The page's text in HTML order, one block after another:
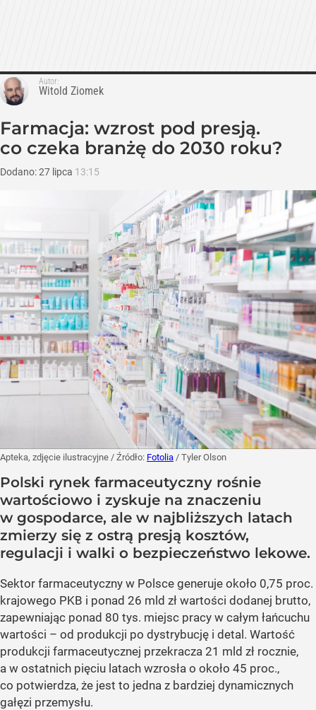
Autor:
Witold Ziomek
Farmacja: wzrost pod presją.
co czeka branżę do 2030 roku?
Dodano:27 lipca 13:15
Apteka, zdjęcie ilustracyjne / Źródło: Fotolia / Tyler Olson
Polski rynek farmaceutyczny rośnie
wartościowo i zyskuje na znaczeniu
w gospodarce, ale w najbliższych latach
zmierzy się z ostrą presją kosztów,
regulacji i walki o bezpieczeństwo lekowe.
Sektor farmaceutyczny w Polsce generuje około 0,75 proc.
krajowego PKB i ponad 26 mld zł wartości dodanej brutto,
zapewniając ponad 80 tys. miejsc pracy w całym łańcuchu
wartości – od produkcji po dystrybucję i detal. Wartość
produkcji farmaceutycznej przekracza 21 mld zł rocznie,
a w ostatnich pięciu latach wzrosła o około 45 proc.,
co potwierdza, że jest to jedna z bardziej dynamicznych
gałęzi przemysłu.